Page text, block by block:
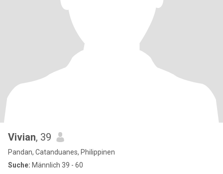
Vivian, 39
Pandan, Catanduanes, Philippinen
Suche: Männlich 39 - 60